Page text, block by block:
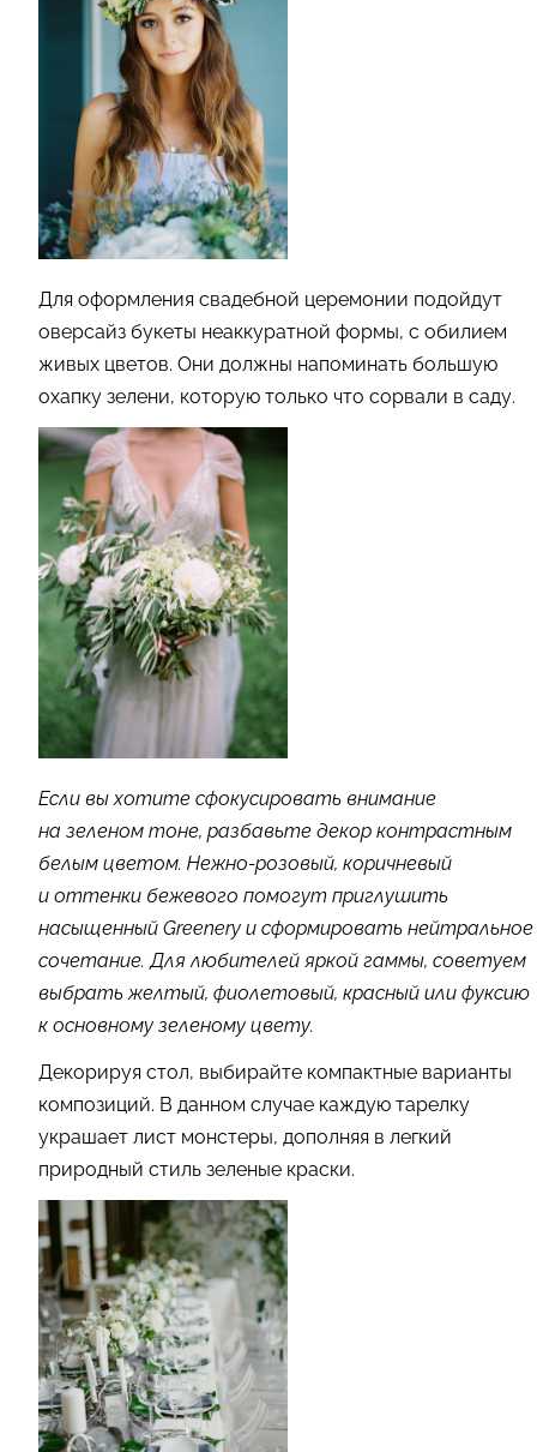
Для оформления свадебной церемонии подойдут
оверсайз букеты неаккуратной формы, с обилием
живых цветов. Они должны напоминать большую
охапку зелени, которую только что сорвали в саду.
Если вы хотите сфокусировать внимание
на зеленом тоне, разбавьте декор контрастным
белым цветом. Нежно-розовый, коричневый
и оттенки бежевого помогут приглушить
насыщенный Greenery и сформировать нейтральное
сочетание. Для любителей яркой гаммы, советуем
выбрать желтый, фиолетовый, красный или фуксию
к основному зеленому цвету.
Декорируя стол, выбирайте компактные варианты
композиций. В данном случае каждую тарелку
украшает лист монстеры, дополняя в легкий
природный стиль зеленые краски.